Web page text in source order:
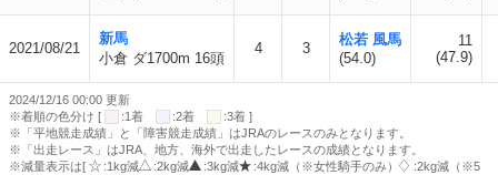
2021/08/21
新馬
小倉 ダ1700m 16頭
4 3
松若 風馬
(54.0)
11
(47.9)
2024/12/16 00:00 更新
※着順の色分け [
:1着 :2着
:3着 ]
※「平地競走成績」と「障害競走成績」はJRAのレースのみとなります。
※「出走レース」はJRA、地方、海外で出走したレースの成績となります。
※減量表示は[
:1kg減 :2kg減 :3kg減 :4kg減（※女性騎手のみ）
:2kg減（※5